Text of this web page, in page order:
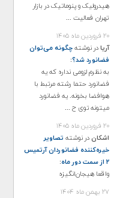
هیدرولیک و پنوماتیک در بازار
تهران فعالیت ...
۲۰ فروردین ماه ۱۴۰۵
آریادر نوشتهچگونه می‌توان
فضانورد شد؟:
به نظرم لزومی نداره که یه
فضانورد حتما رشته مرتبط با
هوافضا بخونه. یه فضانورد
میتونه توی ح ...
۲۰ فروردین ماه ۱۴۰۵
اشکاندر نوشته تصاویر
خیره‌کننده فضانوردان آرتمیس
۲ از سمت دور ماه
:
واقعا هیجان‌انگیزه
۲۷ بهمن ماه ۱۴۰۴